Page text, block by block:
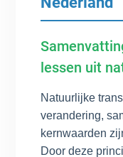
lessen uit
Natuurlijke
verandering,
kernwaarden
Door deze